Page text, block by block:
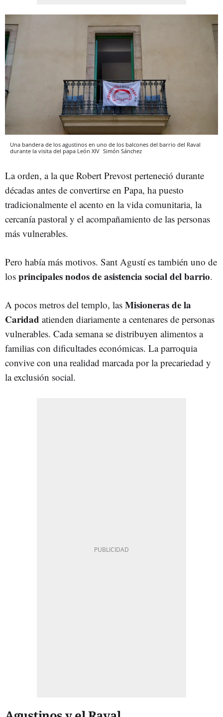
Una bandera de los agustinos en uno de los balcones del barrio del Raval
durante la visita del papa León XIV Simón Sánchez
La orden, a la que Robert Prevost perteneció durante
décadas antes de convertirse en Papa, ha puesto
tradicionalmente el acento en la vida comunitaria, la
cercanía pastoral y el acompañamiento de las personas
más vulnerables.
Pero había más motivos. Sant Agustí es también uno de
los principales nodos de asistencia social del barrio.
A pocos metros del templo, las Misioneras de la
Caridad atienden diariamente a centenares de personas
vulnerables. Cada semana se distribuyen alimentos a
familias con dificultades económicas. La parroquia
convive con una realidad marcada por la precariedad y
la exclusión social.